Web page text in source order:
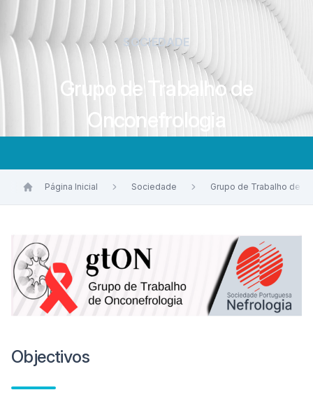
SOCIEDADE
Grupo de Trabalho de
Onconefrologia
Página Inicial Sociedade Grupo de Trabalho de
Objectivos